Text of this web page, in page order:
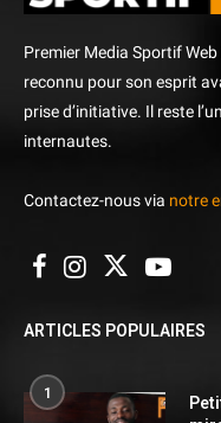
Premier Media Sportif Web
reconnu pour son esprit
prise d’initiative. Il reste
internautes.
Contactez-nous via notre
ARTICLES POPULAIRES
1